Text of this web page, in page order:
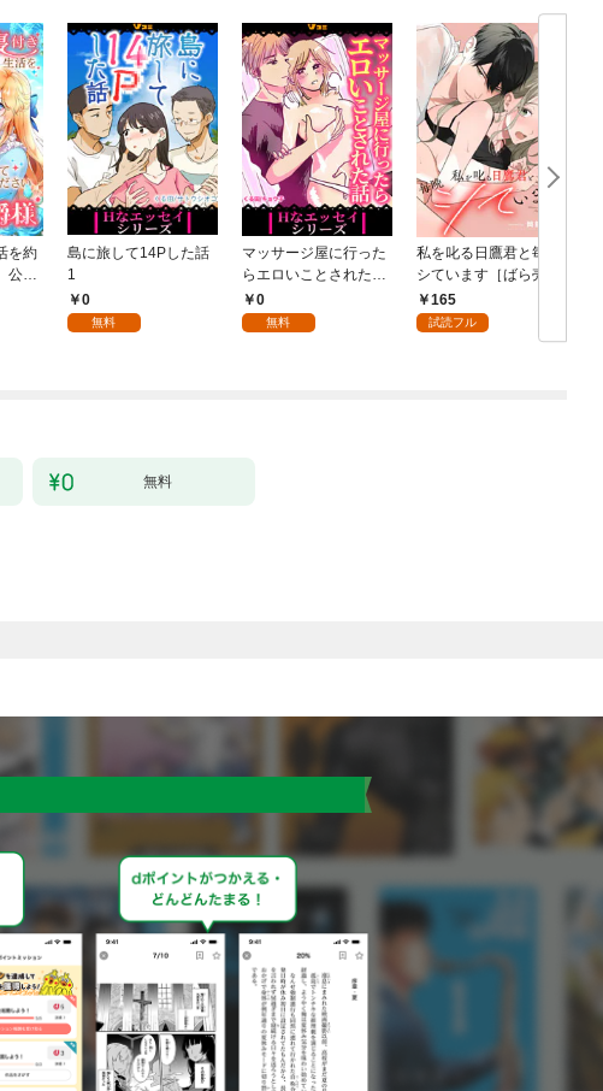
を約
公爵
島に旅して14Pした話
1
0
無料
マッサージ屋に行った
らエロいことされた話
1 0
無料
私を叱る日鷹君と毎晩
シています［ばら売
り］ 第1話
165
試読フル
無料